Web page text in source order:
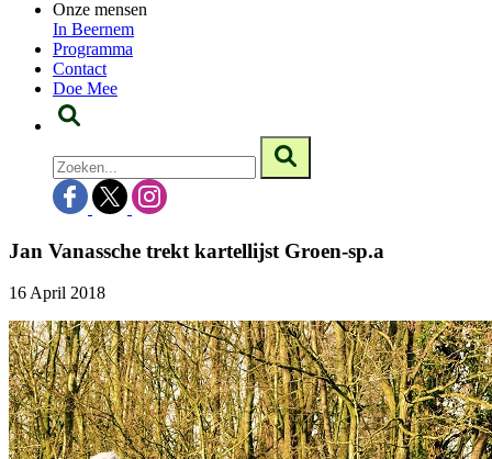
Onze mensen
In Beernem
Programma
Contact
Doe Mee
Jan Vanassche trekt kartellijst Groen-sp.a
16 April 2018